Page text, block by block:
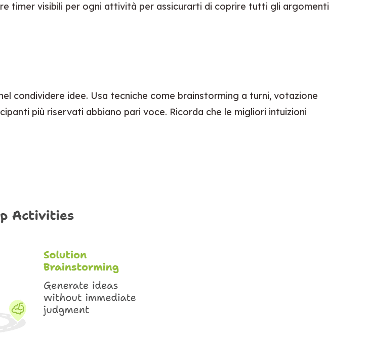
timer visibili per ogni attività per assicurarti di coprire tutti gli argomenti
condividere idee. Usa tecniche come brainstorming a turni, votazione
più riservati abbiano pari voce. Ricorda che le migliori intuizioni